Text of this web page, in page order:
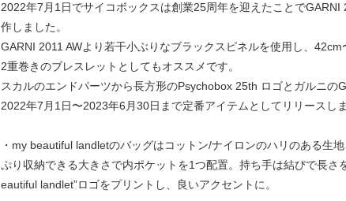
2022年7月1日でサイコボックスは創業25周年を迎えたことで
作しました。
GARNI 2011 AWより若干小ぶりなブラックスピネルを使用し、
2重巻きのブレスレットとしてもオススメです。
スカルのエンドパーツから長方形のPsychobox 25th ロゴとガルニの
2022年7月1日〜2023年6月30日まで定番アイテムとしてリリースし
・my beautiful landletのバッグはコットン/ナイロンのハリのある生
ぷり収納できる大きさで内ポケットを1つ配置。持ち手は結びで長
eautiful landlet”ロゴをプリントし、良いアクセントに。